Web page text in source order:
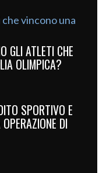
GLI ATLETI CHE
OLIMPICA?
SPORTIVO E
DI